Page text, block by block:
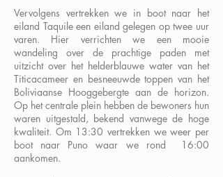
Vervolgens vertrekken we in boot naar het
eiland Taquile een eiland gelegen op twee uur
varen. Hier verrichten we een mooie
wandeling over de prachtige paden met
uitzicht over het helderblauwe water van het
Titicacameer en besneeuwde toppen van het
Boliviaanse Hooggebergte aan de horizon.
Op het centrale plein hebben de bewoners hun
waren uitgestald, bekend vanwege de hoge
kwaliteit. Om 13:30 vertrekken we weer per
boot naar Puno waar we rond 16:00
aankomen.